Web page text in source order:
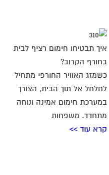
איך תבטיחו חימום רציף לבית
בחורף הקרוב?
כשמזג האוויר החורפי מתחיל
לחלחל אל תוך הבית, הצורך
במערכת חימום אמינה ונוחה
מתחדד. משפחות
קרא עוד >>